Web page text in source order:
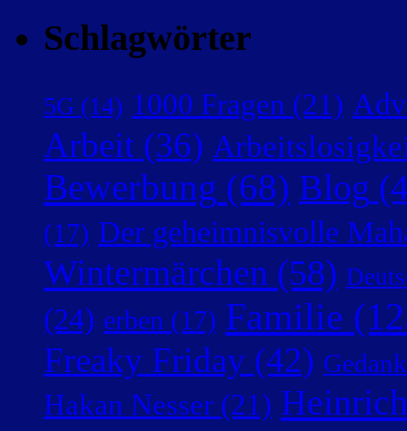
Schlagwörter
5G (14) 1000 Fragen (21)
Arbeit (36)
Bewerbung (68) Blog
(17) Der geheimnisvolle
Wintermärchen (58)
(24) erben (17) Familie
Freaky Friday (42)
Hakan Nesser (21)